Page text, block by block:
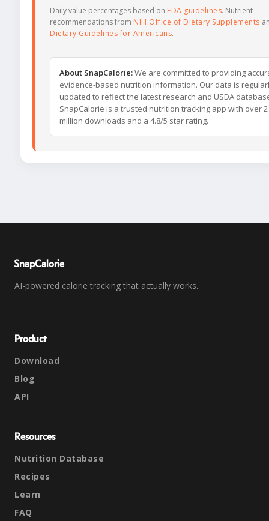
Daily value percentages based on FDA guidelines. Nutrient
recommendations from NIH Office of Dietary Supplements
Dietary Guidelines for Americans.
About SnapCalorie:We are committed to providing
evidence-based nutrition information. Our data is
updated to reflect the latest research and USDA
SnapCalorie is a trusted nutrition tracking app with over 2
million downloads and a 4.8/5 star rating.
SnapCalorie
AI-powered calorie tracking that actually works.
Product
Download
Blog
API
Resources
Nutrition Database
Recipes
Learn
FAQ